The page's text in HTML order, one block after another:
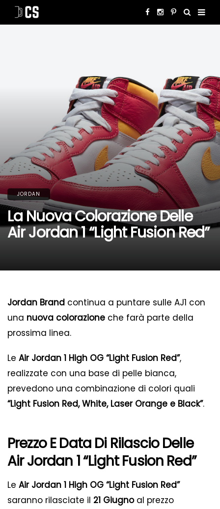
JORDAN
La Nuova Colorazione Delle
Air Jordan 1 “Light Fusion Red”
Jordan Brand continua a puntare sulle AJ1 con
una nuova colorazione che farà parte della
prossima linea.
Le Air Jordan 1 High OG “Light Fusion Red”,
realizzate con una base di pelle bianca,
prevedono una combinazione di colori quali
“Light Fusion Red, White, Laser Orange e Black”.
Prezzo E Data Di Rilascio Delle
Air Jordan 1 “Light Fusion Red”
Le Air Jordan 1 High OG “Light Fusion Red”
saranno rilasciate il 21 Giugnoal prezzo